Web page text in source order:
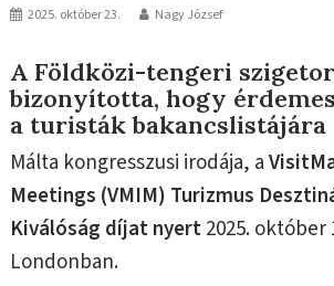
2025. október 23. Nagy József
A Földközi-tengeri
bizonyította, hogy
a turisták bakancslistájára
Málta kongresszusi irodája, a
Meetings (VMIM) Turizmus
Kiválóság díjatnyert2025. október
Londonban.